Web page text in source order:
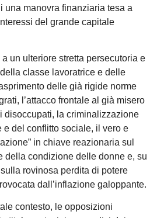
una manovra finanziaria tesa a
del grande capitale
un ulteriore stretta persecutoria e
classe lavoratrice e delle
delle già rigide norme
l’attacco frontale al già misero
disoccupati, la criminalizzazione
e del conflitto sociale, il vero e
in chiave reazionaria sul
della condizione delle donne e, su
rovinosa perdita di potere
dall’inflazione galoppante.
contesto, le opposizioni